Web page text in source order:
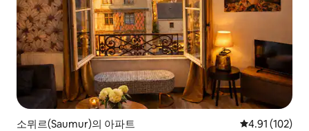
소뮈르(Saumur)의 아파트 평점 4.91점(5
4.91 (102)